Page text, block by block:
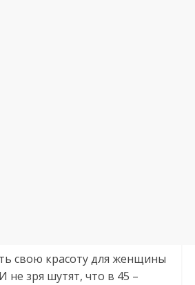
свою красоту для женщины
не зря шутят, что в 45 –